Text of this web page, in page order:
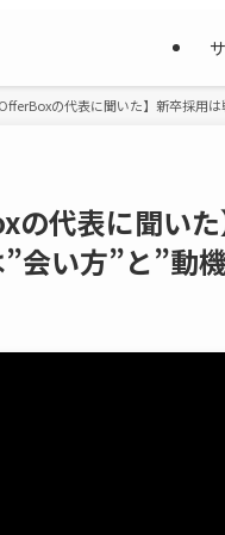
OfferBoxの代表に聞いた】新卒採用
の代表に聞い
会い方”と”動